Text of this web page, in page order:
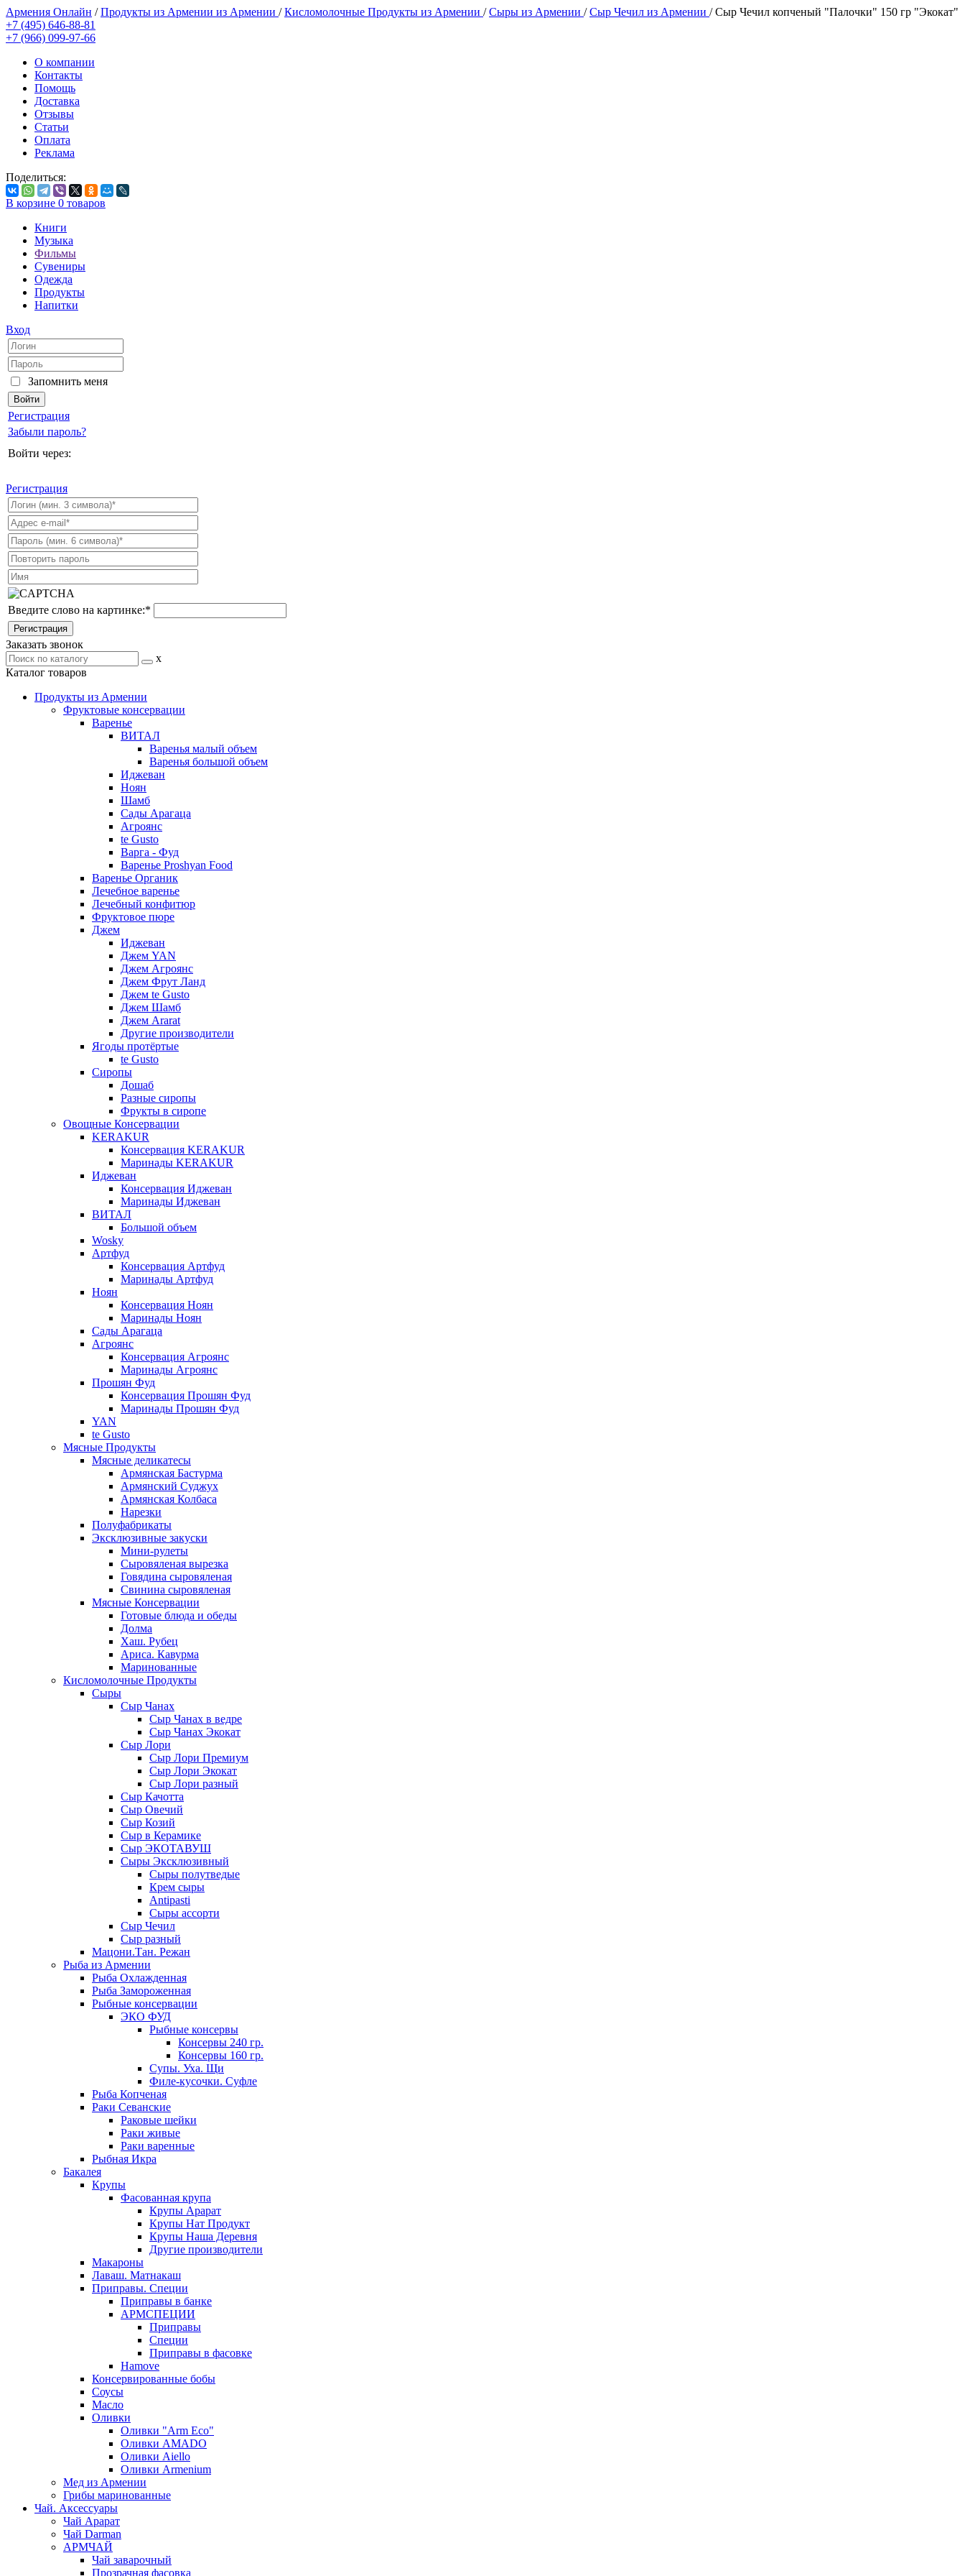
Армения Онлайн /Продукты из Армении из Армении /Кисломолочные Продукты из Армении /Сыры из Армении /Сыр Чечил из Армении /Сыр Чечил копченый "Палочки" 150 гр "Экокат"
+7 (495) 646-88-81
+7 (966) 099-97-66
О компании
Контакты
Помощь
Доставка
Отзывы
Статьи
Оплата
Реклама
Поделиться:
В корзине 0 товаров
Книги
Музыка
Фильмы
Сувениры
Одежда
Продукты
Напитки
Вход
Запомнить меня
Регистрация
Забыли пароль?
Войти через:
Регистрация
Введите слово на картинке:*
Заказать звонок
x
Каталог товаров
Продукты из Армении
Фруктовые консервации
Варенье
ВИТАЛ
Варенья малый объем
Варенья большой объем
Иджеван
Ноян
Шамб
Сады Арагаца
Агроянс
te Gusto
Варга - Фуд
Варенье Proshyan Food
Варенье Органик
Лечебное варенье
Лечебный конфитюр
Фруктовое пюре
Джем
Иджеван
Джем YAN
Джем Агроянс
Джем Фрут Ланд
Джем te Gusto
Джем Шамб
Джем Ararat
Другие производители
Ягоды протёртые
te Gusto
Сиропы
Дошаб
Разные сиропы
Фрукты в сиропе
Овощные Консервации
KERAKUR
Консервация KERAKUR
Маринады KERAKUR
Иджеван
Консервация Иджеван
Маринады Иджеван
ВИТАЛ
Большой объем
Wosky
Артфуд
Консервация Артфуд
Маринады Артфуд
Ноян
Консервация Ноян
Маринады Ноян
Сады Арагаца
Агроянс
Консервация Агроянс
Маринады Агроянс
Прошян Фуд
Консервация Прошян Фуд
Маринады Прошян Фуд
YAN
te Gusto
Мясные Продукты
Мясные деликатесы
Армянская Бастурма
Армянский Суджух
Армянская Колбаса
Нарезки
Полуфабрикаты
Эксклюзивные закуски
Мини-рулеты
Сыровяленая вырезка
Говядина сыровяленая
Свинина сыровяленая
Мясные Консервации
Готовые блюда и обеды
Долма
Хаш. Рубец
Ариса. Кавурма
Маринованные
Кисломолочные Продукты
Сыры
Сыр Чанах
Сыр Чанах в ведре
Сыр Чанах Экокат
Сыр Лори
Сыр Лори Премиум
Сыр Лори Экокат
Сыр Лори разный
Сыр Качотта
Сыр Овечий
Сыр Козий
Сыр в Керамике
Сыр ЭКОТАВУШ
Сыры Эксклюзивный
Сыры полутведые
Крем сыры
Antipasti
Сыры ассорти
Сыр Чечил
Сыр разный
Мацони.Тан. Режан
Рыба из Армении
Рыба Охлажденная
Рыба Замороженная
Рыбные консервации
ЭКО ФУД
Рыбные консервы
Консервы 240 гр.
Консервы 160 гр.
Супы. Уха. Щи
Филе-кусочки. Суфле
Рыба Копченая
Раки Севанские
Раковые шейки
Раки живые
Раки варенные
Рыбная Икра
Бакалея
Крупы
Фасованная крупа
Крупы Арарат
Крупы Нат Продукт
Крупы Наша Деревня
Другие производители
Макароны
Лаваш. Матнакаш
Приправы. Специи
Приправы в банке
АРМСПЕЦИИ
Приправы
Специи
Приправы в фасовке
Hamove
Консервированные бобы
Соусы
Масло
Оливки
Оливки "Arm Eco"
Оливки AMADO
Оливки Aiello
Оливки Armenium
Мед из Армении
Грибы маринованные
Чай. Аксессуары
Чай Арарат
Чай Darman
АРМЧАЙ
Чай заварочный
Прозрачная фасовка